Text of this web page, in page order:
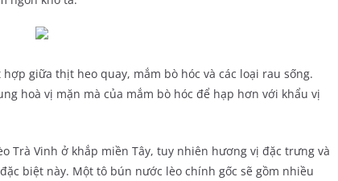
giữa thịt heo quay, mắm bò hóc và các loại rau sống.
hoà vị mặn mà của mắm bò hóc để hạp hơn với khẩu vị
Trà Vinh ở khắp miền Tây, tuy nhiên hương vị đặc trưng và
biệt này. Một tô bún nước lèo chính gốc sẽ gồm nhiều